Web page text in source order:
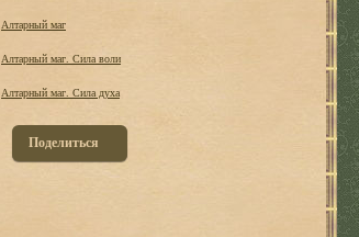
Алтарный маг
Алтарный маг. Сила воли
Алтарный маг. Сила духа
Поделиться